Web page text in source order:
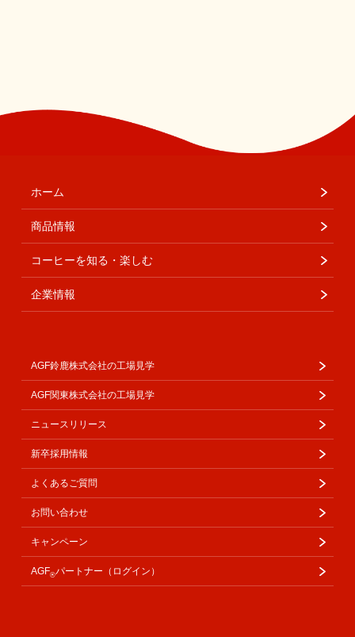
ホーム
商品情報
コーヒーを知る・楽しむ
企業情報
AGF鈴鹿株式会社の工場見学
AGF関東株式会社の工場見学
ニュースリリース
新卒採用情報
よくあるご質問
お問い合わせ
キャンペーン
AGF®パートナー（ログイン）